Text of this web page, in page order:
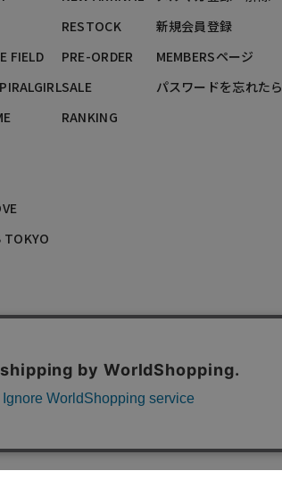
FIELD
TOKYO
RESTOCK
PRE-ORDER
SALE
RANKING
新規会員登録
MEMBERSページ
パスワードを忘れたら